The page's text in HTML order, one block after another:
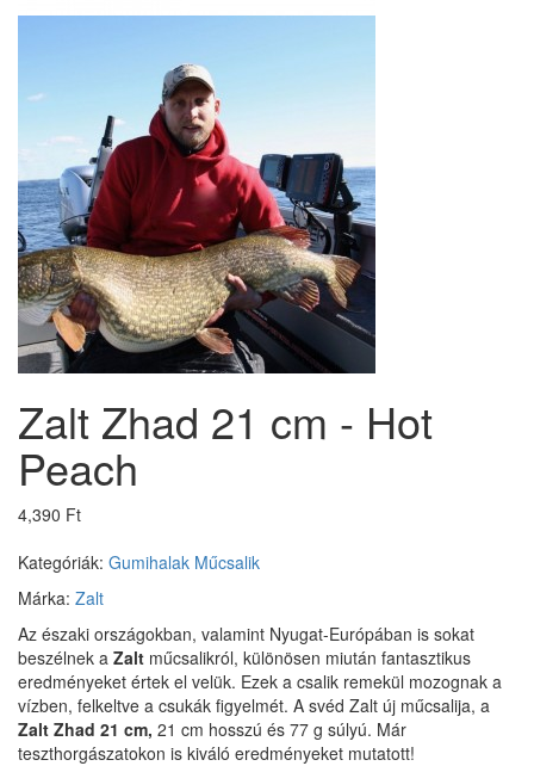
Zalt Zhad 21 cm - Hot
Peach
4,390 Ft
Kategóriák: Gumihalak Műcsalik
Márka: Zalt
Az északi országokban, valamint Nyugat-Európában is sokat
beszélnek a Zalt műcsalikról, különösen miután fantasztikus
eredményeket értek el velük. Ezek a csalik remekül mozognak a
vízben, felkeltve a csukák figyelmét. A svéd Zalt új műcsalija, a
Zalt Zhad 21 cm, 21 cm hosszú és 77 g súlyú. Már
teszthorgászatokon is kiváló eredményeket mutatott!